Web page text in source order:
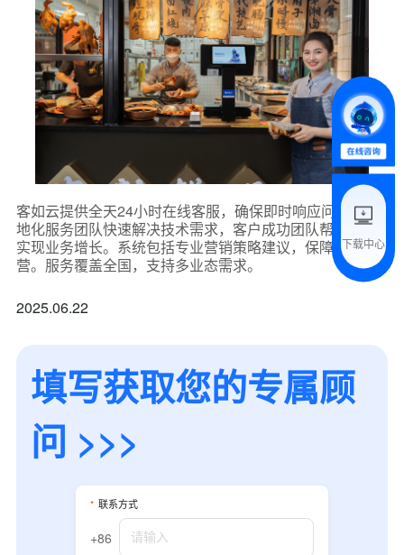
客如云提供全天24小时在线客服，确保即时响应问题。属
地化服务团队快速解决技术需求，客户成功团队帮助商家
实现业务增长。系统包括专业营销策略建议，保障无忧运
营。服务覆盖全国，支持多业态需求。
2025.06.22
填写获取您的专属顾
问 >>>
* 联系方式
+86
下载中心
+86
所属业态
我的姓名
附加留言
预约试用